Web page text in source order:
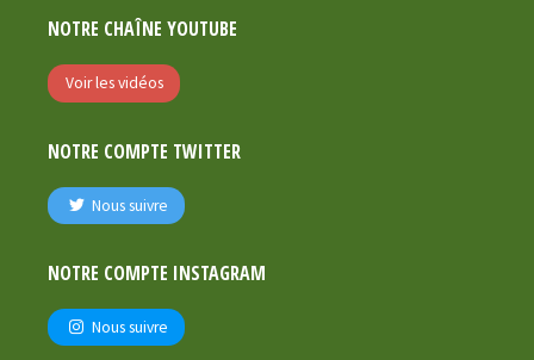
NOTRE CHAÎNE YOUTUBE
Voir les vidéos
NOTRE COMPTE TWITTER
Nous suivre
NOTRE COMPTE INSTAGRAM
Nous suivre